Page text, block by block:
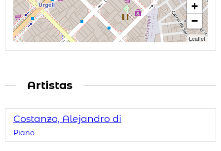
+
−
Leaflet
Artistas
Costanzo, Alejandro di
Piano